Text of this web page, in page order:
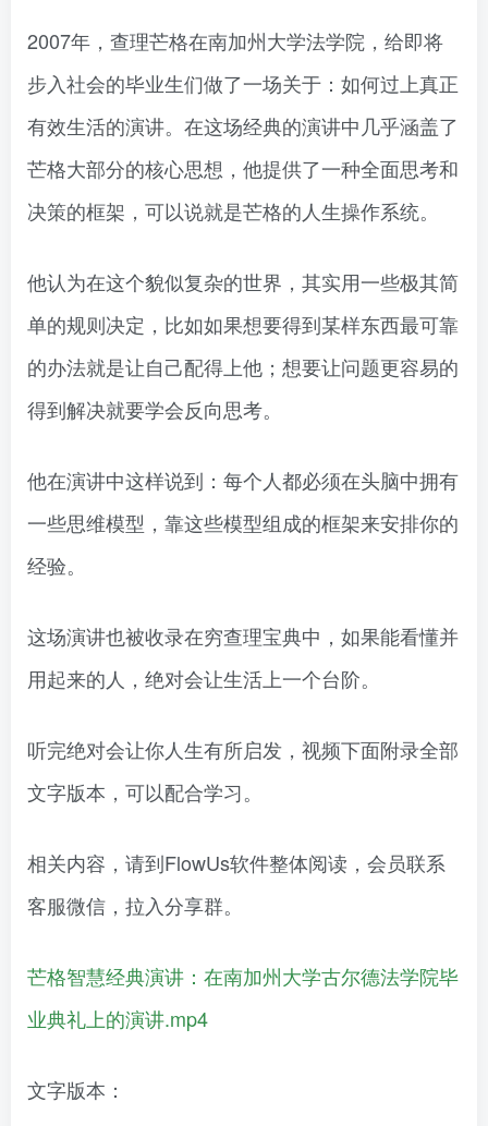
2007年，查理芒格在南加州大学法学院，给即将
步入社会的毕业生们做了一场关于：如何过上真正
有效生活的演讲。在这场经典的演讲中几乎涵盖了
芒格大部分的核心思想，他提供了一种全面思考和
决策的框架，可以说就是芒格的人生操作系统。
他认为在这个貌似复杂的世界，其实用一些极其简
单的规则决定，比如如果想要得到某样东西最可靠
的办法就是让自己配得上他；想要让问题更容易的
得到解决就要学会反向思考。
他在演讲中这样说到：每个人都必须在头脑中拥有
一些思维模型，靠这些模型组成的框架来安排你的
经验。
这场演讲也被收录在穷查理宝典中，如果能看懂并
用起来的人，绝对会让生活上一个台阶。
听完绝对会让你人生有所启发，视频下面附录全部
文字版本，可以配合学习。
相关内容，请到FlowUs软件整体阅读，会员联系
客服微信，拉入分享群。
芒格智慧经典演讲：在南加州大学古尔德法学院毕
业典礼上的演讲.mp4
文字版本：